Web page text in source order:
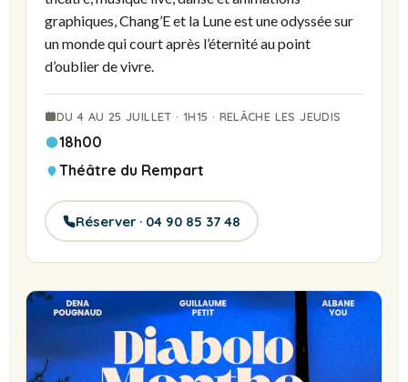
graphiques, Chang’E et la Lune est une odyssée sur
un monde qui court après l’éternité au point
d’oublier de vivre.
DU 4 AU 25 JUILLET · 1H15 · RELÂCHE LES JEUDIS
18h00
Théâtre du Rempart
Réserver · 04 90 85 37 48